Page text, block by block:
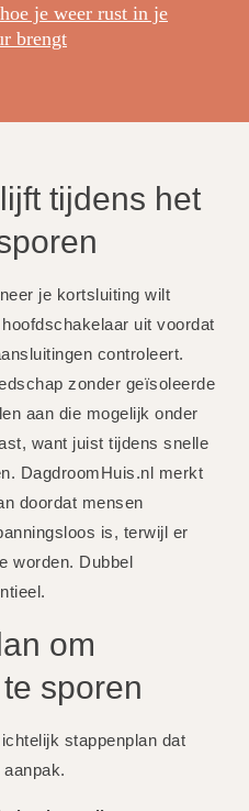
je weer rust in je
brengt
tijdens het
je kortsluiting wilt
uit voordat
controleert.
zonder geïsoleerde
aan die mogelijk onder
want juist tijdens snelle
DagdroomHuis.nl merkt
doordat mensen
is, terwijl er
worden. Dubbel
om
sporen
stappenplan dat